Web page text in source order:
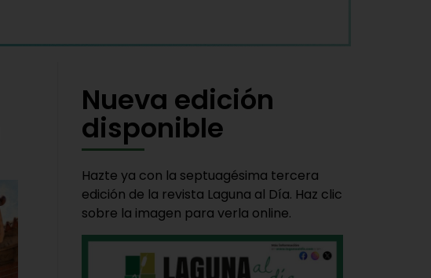
Nueva edición
disponible
Hazte ya con la septuagésima tercera
edición de la revista Laguna al Día. Haz clic
sobre la imagen para verla online.